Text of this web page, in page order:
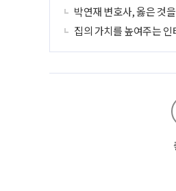
박연재 변호사, 옳은 것
집의 가치를 높여주는 인